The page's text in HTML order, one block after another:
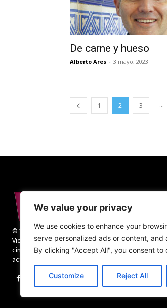
We value your privacy
We use cookies to enhance your
serve personalized ads or content, and
By clicking "Accept All", you consent to
Customize Reject All
De carne y hueso
Alberto Ares - 3 mayo, 2023
1 2 3 ...
© Vida Religiosa. Todos los derechos reservados.
Vida Religiosa es una revista mensual y además
cinco números monográficos sobre teología y
actualidad de la vida religiosa.